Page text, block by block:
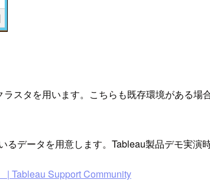
スタを用います。こちらも既存環境がある
データを用意します。Tableau製品デモ実
| Tableau Support Community